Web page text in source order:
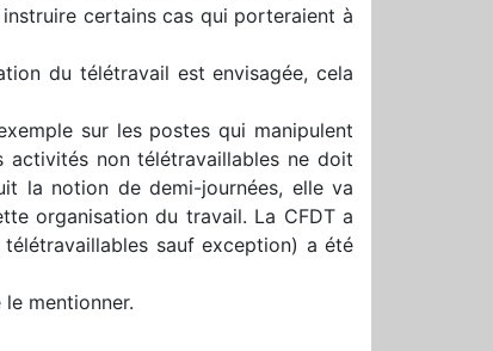
certains cas qui porteraient à
du télétravail est envisagée, cela
sur les postes qui manipulent
activités non télétravaillables ne doit
la notion de demi-journées, elle va
organisation du travail. La CFDT a
sauf exception) a été
mentionner.